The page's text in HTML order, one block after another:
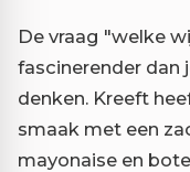
De vraag "welke
fascinerender dan
denken. Kreeft
smaak met een
mayonaise en